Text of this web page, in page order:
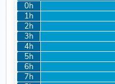
0h
1h
2h
3h
4h
5h
6h
7h